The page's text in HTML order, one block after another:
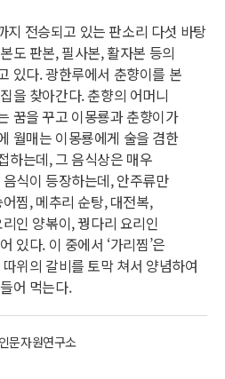
전승되고 있는 판소리 다섯 바탕
도 판본, 필사본, 활자본 등의
있다. 광한루에서 춘향이를 본
을 찾아간다. 춘향의 어머니
꿈을 꾸고 이몽룡과 춘향이가
월매는 이몽룡에게 술을 겸한
하는데, 그 음식상은 매우
식이 등장하는데, 안주류만
찜, 메추리 순탕, 대전복,
인 양볶이, 꿩다리 요리인
있다. 이 중에서 ‘가리찜’은
위의 갈비를 토막 쳐서 양념하여
어 먹는다.
문자원연구소